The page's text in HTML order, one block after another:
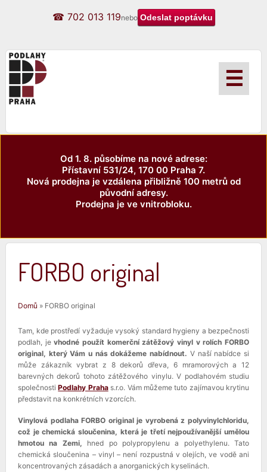
☎ 702 013 119nebo
☰
Od 1. 8. působíme na nové adrese:
Přístavní 531/24, 170 00 Praha 7.
Nová prodejna je vzdálena přibližně 100 metrů od
původní adresy.
Prodejna je ve vnitrobloku.
FORBO original
Jste zde
Domů » FORBO original
Tam, kde prostředí vyžaduje vysoký standard hygieny a bezpečnosti
podlah, jevhodné použít komerční zátěžový vinyl v rolích FORBO
original, který Vám u nás dokážeme nabídnout. V naší nabídce si
může zákazník vybrat z 8 dekorů dřeva, 6 mramorových a 12
barevných dekorů tohoto zátěžového vinylu. V podlahovém studiu
společnostiPodlahy Prahas.r.o. Vám můžeme tuto zajímavou krytinu
představit na konkrétních vzorcích.
Vinylová podlaha FORBO original je vyrobená z polyvinylchloridu,
což je chemická sloučenina, která je třetí nejpoužívanější umělou
hmotou na Zemi, hned po polypropylenu a polyethylenu. Tato
chemická sloučenina – vinyl – není rozpustná v olejích, ve vodě ani
koncentrovaných zásadách a anorganických kyselinách.